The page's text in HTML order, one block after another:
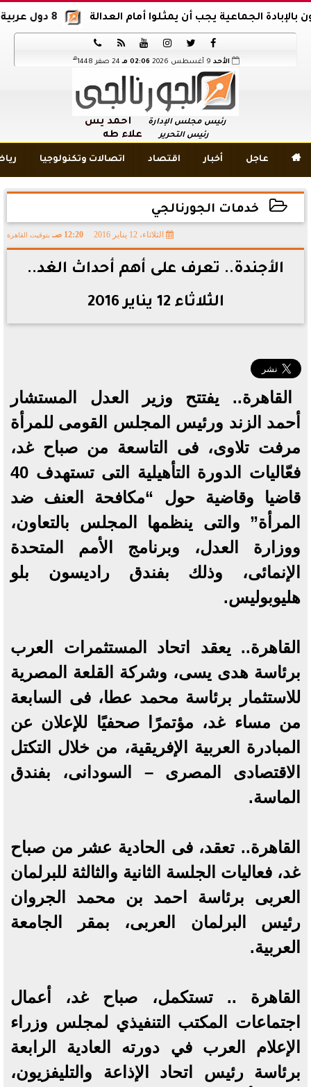
8 دول عربية وإسلامية تدين اقتحام المسجد الأقصى يجب أن يمثلوا أمام العدالة






الأحد 02:06 مـ 24 صفر 1448 هـ
رئيس مجلس الإدارة أحمد يس
رئيس التحرير علاء طه
 عاجل أخبار اقتصاد اتصالات وتكنولوجيا
خدمات الجورنالجي
الثلاثاء، 12 يناير 2016 12:20 صـ بتوقيت القاهرة
الأجندة.. تعرف على أهم أحداث الغد..
الثلاثاء 12 يناير 2016
القاهرة.. يفتتح وزير العدل المستشار
أحمد الزند ورئيس المجلس القومى للمرأة
مرفت تلاوى، فى التاسعة من صباح غد،
فعّاليات الدورة التأهيلية التى تستهدف 40
قاضيا وقاضية حول “مكافحة العنف ضد
المرأة” والتى ينظمها المجلس بالتعاون،
ووزارة العدل، وبرنامج الأمم المتحدة
الإنمائى، وذلك بفندق راديسون بلو
هليوبوليس.
القاهرة.. يعقد اتحاد المستثمرات العرب
برئاسة هدى يسى، وشركة القلعة المصرية
للاستثمار برئاسة محمد عطا، فى السابعة
من مساء غد، مؤتمرًا صحفيًا للإعلان عن
المبادرة العربية الإفريقية، من خلال التكتل
الاقتصادى المصرى – السودانى، بفندق
الماسة.
القاهرة.. تعقد، فى الحادية عشر من صباح
غد، فعاليات الجلسة الثانية والثالثة للبرلمان
العربى برئاسة احمد بن محمد الجروان
رئيس البرلمان العربى، بمقر الجامعة
العربية.
القاهرة .. تستكمل، صباح غد، أعمال
اجتماعات المكتب التنفيذي لمجلس وزراء
الإعلام العرب في دورته العادية الرابعة
برئاسة رئيس اتحاد الإذاعة والتليفزيون،